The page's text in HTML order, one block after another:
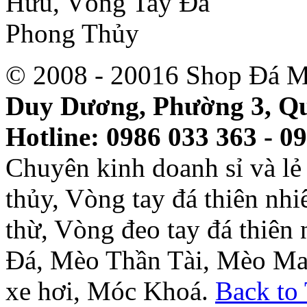
© 2008 - 20016 Shop Đá
Duy Dương, Phường 3,
Hotline: 0986 033 363 -
Chuyên kinh doanh sỉ và
thủy, Vòng tay đá thiên
thừ, Vòng đeo tay đá thiên
Đá, Mèo Thần Tài, Mèo
xe hơi, Móc Khoá. Back to